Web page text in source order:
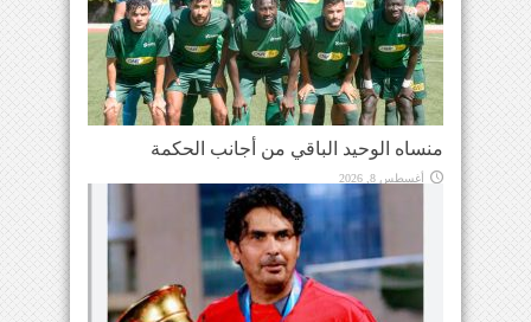
منساه الوحيد الباقي من أجانب الحكمة
أغسطس 8, 2026